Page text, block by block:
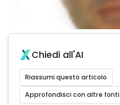
Chiedi all'AI
Riassumi questo articolo
Approfondisci con altre fonti